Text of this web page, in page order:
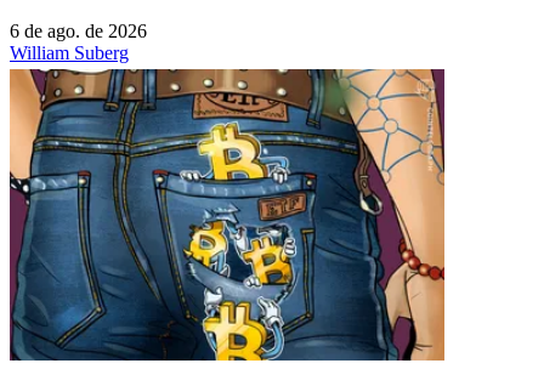
6 de ago. de 2026
William Suberg